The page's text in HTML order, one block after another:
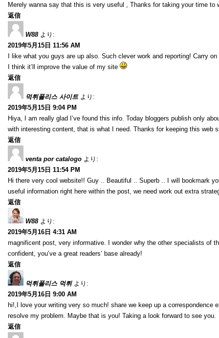
Merely wanna say that this is very useful , Thanks for taking your time to
返信
W88 より:
2019年5月15日 11:56 AM
I like what you guys are up also. Such clever work and reporting! Carry
I think it’ll improve the value of my site
返信
먹튀폴리스 사이트 より:
2019年5月15日 9:04 PM
Hiya, I am really glad I’ve found this info. Today bloggers publish only
with interesting content, that is what I need. Thanks for keeping this
返信
venta por catalogo より:
2019年5月15日 11:54 PM
Hi there very cool website!! Guy .. Beautiful .. Superb .. I will bookmark
useful information right here within the post, we need work out extra
返信
W88 より:
2019年5月16日 4:31 AM
magnificent post, very informative. I wonder why the other specialists of
confident, you’ve a great readers’ base already!
返信
먹튀폴리스 먹튀 より:
2019年5月16日 9:00 AM
hi!,I love your writing very so much! share we keep up a correspondence
resolve my problem. Maybe that is you! Taking a look forward to see you.
返信